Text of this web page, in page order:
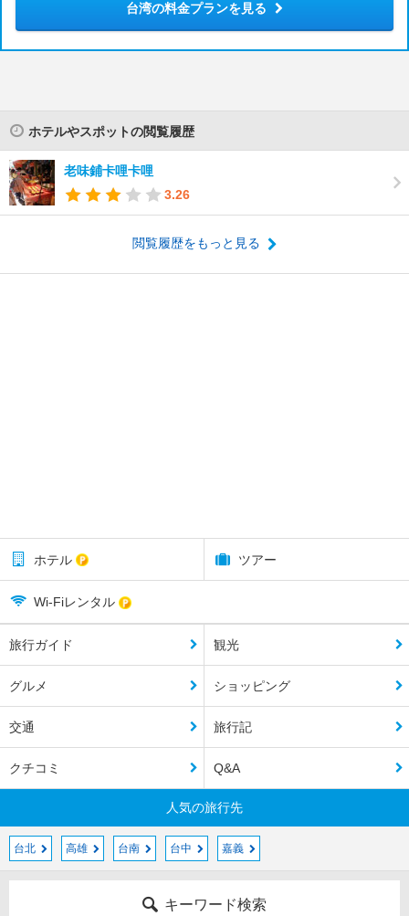
台湾の料金プランを見る
ホテルやスポットの閲覧履歴
老味鋪卡哩卡哩
3.26
閲覧履歴をもっと見る
ホテル ツアー
Wi-Fiレンタル
旅行ガイド 観光
グルメ ショッピング
交通 旅行記
クチコミ Q&A
人気の旅行先
台北 高雄 台南 台中 嘉義
キーワード検索